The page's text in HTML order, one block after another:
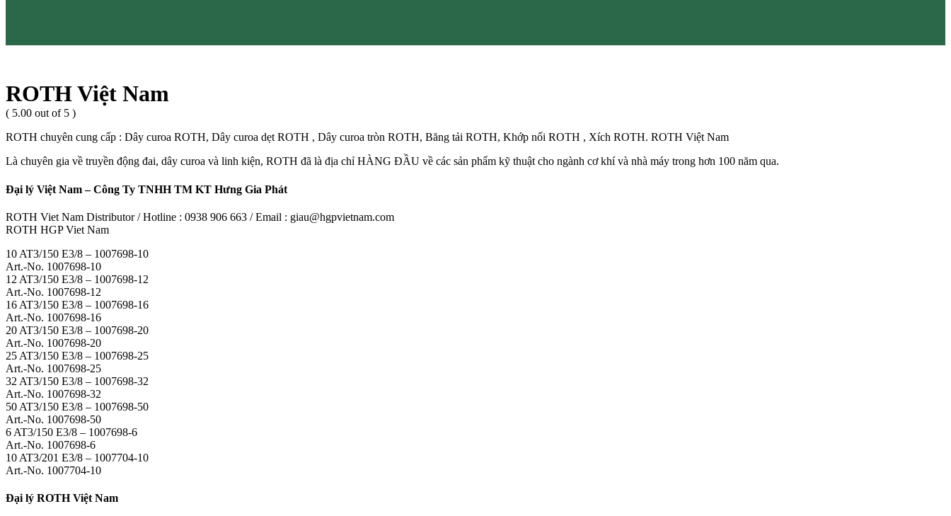
ROTH Việt Nam
( 5.00 out of 5 )
ROTH chuyên cung cấp : Dây curoa ROTH, Dây curoa dẹt ROTH , Dây curoa tròn ROTH, Băng tải ROTH, Khớp nối ROTH , Xích ROTH. ROTH Việt Nam
Là chuyên gia về truyền động đai, dây curoa và linh kiện, ROTH đã là địa chỉ HÀNG ĐẦU về các sản phẩm kỹ thuật cho ngành cơ khí và nhà máy trong hơn 100 năm qua.
Đại lý Việt Nam – Công Ty TNHH TM KT Hưng Gia Phát
ROTH Viet Nam Distributor / Hotline : 0938 906 663 / Email : giau@hgpvietnam.com
ROTH HGP Viet Nam
10 AT3/150 E3/8 – 1007698-10
Art.-No. 1007698-10
12 AT3/150 E3/8 – 1007698-12
Art.-No. 1007698-12
16 AT3/150 E3/8 – 1007698-16
Art.-No. 1007698-16
20 AT3/150 E3/8 – 1007698-20
Art.-No. 1007698-20
25 AT3/150 E3/8 – 1007698-25
Art.-No. 1007698-25
32 AT3/150 E3/8 – 1007698-32
Art.-No. 1007698-32
50 AT3/150 E3/8 – 1007698-50
Art.-No. 1007698-50
6 AT3/150 E3/8 – 1007698-6
Art.-No. 1007698-6
10 AT3/201 E3/8 – 1007704-10
Art.-No. 1007704-10
Đại lý ROTH Việt Nam